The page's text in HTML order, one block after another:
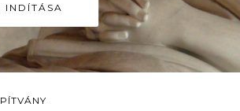
INDÍTÁSA